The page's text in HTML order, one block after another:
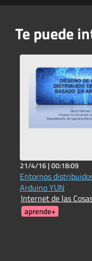
Te puede
21/4/16 |00:18:09
Entornos
Arduino YUN
Internet de las
aprende+